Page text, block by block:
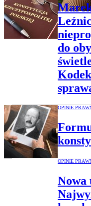
do
OPINIE
OPINIE
Nowa